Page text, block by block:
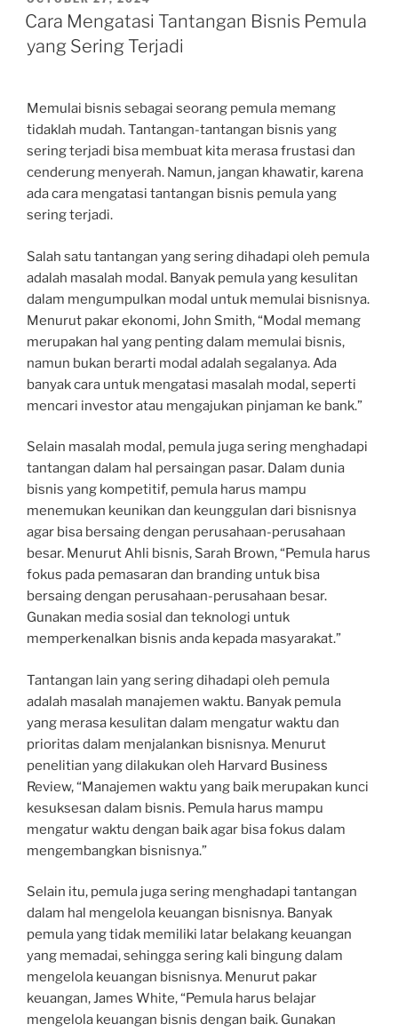
ON
Cara Mengatasi Tantangan Bisnis Pemula
yang Sering Terjadi
Memulai bisnis sebagai seorang pemula memang
tidaklah mudah. Tantangan-tantangan bisnis yang
sering terjadi bisa membuat kita merasa frustasi dan
cenderung menyerah. Namun, jangan khawatir, karena
ada cara mengatasi tantangan bisnis pemula yang
sering terjadi.
Salah satu tantangan yang sering dihadapi oleh pemula
adalah masalah modal. Banyak pemula yang kesulitan
dalam mengumpulkan modal untuk memulai bisnisnya.
Menurut pakar ekonomi, John Smith, “Modal memang
merupakan hal yang penting dalam memulai bisnis,
namun bukan berarti modal adalah segalanya. Ada
banyak cara untuk mengatasi masalah modal, seperti
mencari investor atau mengajukan pinjaman ke bank.”
Selain masalah modal, pemula juga sering menghadapi
tantangan dalam hal persaingan pasar. Dalam dunia
bisnis yang kompetitif, pemula harus mampu
menemukan keunikan dan keunggulan dari bisnisnya
agar bisa bersaing dengan perusahaan-perusahaan
besar. Menurut Ahli bisnis, Sarah Brown, “Pemula harus
fokus pada pemasaran dan branding untuk bisa
bersaing dengan perusahaan-perusahaan besar.
Gunakan media sosial dan teknologi untuk
memperkenalkan bisnis anda kepada masyarakat.”
Tantangan lain yang sering dihadapi oleh pemula
adalah masalah manajemen waktu. Banyak pemula
yang merasa kesulitan dalam mengatur waktu dan
prioritas dalam menjalankan bisnisnya. Menurut
penelitian yang dilakukan oleh Harvard Business
Review, “Manajemen waktu yang baik merupakan kunci
kesuksesan dalam bisnis. Pemula harus mampu
mengatur waktu dengan baik agar bisa fokus dalam
mengembangkan bisnisnya.”
Selain itu, pemula juga sering menghadapi tantangan
dalam hal mengelola keuangan bisnisnya. Banyak
pemula yang tidak memiliki latar belakang keuangan
yang memadai, sehingga sering kali bingung dalam
mengelola keuangan bisnisnya. Menurut pakar
keuangan, James White, “Pemula harus belajar
mengelola keuangan bisnis dengan baik. Gunakan